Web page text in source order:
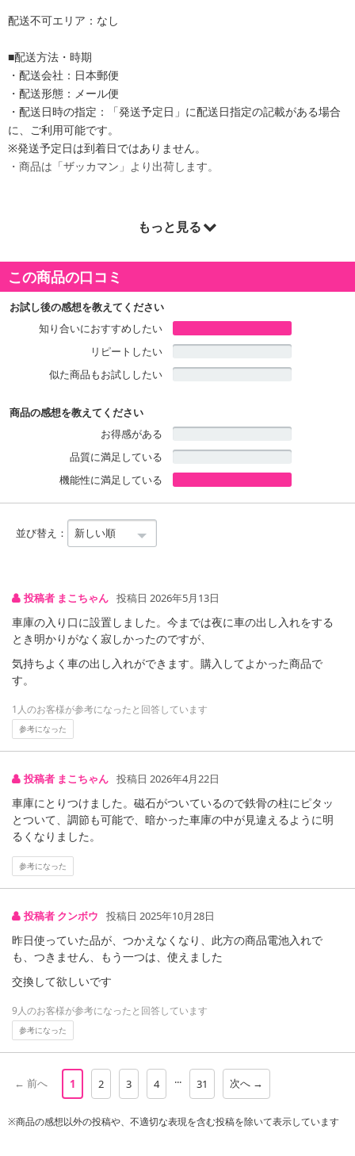
配送不可エリア：なし
■配送方法・時期
・配送会社：日本郵便
・配送形態：メール便
・配送日時の指定：「発送予定日」に配送日指定の記載がある場合
に、ご利用可能です。
※発送予定日は到着日ではありません。
・商品は「ザッカマン」より出荷します。
人の気配で自動で点灯！
簡単設置！配線不要！防犯対策・節電に！
マグネットバーを取り外せば、災害時の懐中電灯代わりにも活躍し
ます。
■人の気配で自動で点灯・消灯するLEDセンサーライト
・10灯LEDで驚きの明るさ！
所で役立ちます！
もっと見る
この商品の口コミ
お試し後の感想を教えてください
知り合いにおすすめしたい
リピートしたい
似た商品もお試ししたい
商品の感想を教えてください
お得感がある
品質に満足している
機能性に満足している
並び替え：
投稿者 まこちゃん 投稿日 2026年5月13日
車庫の入り口に設置しました。今までは夜に車の出し入れをする
とき明かりがなく寂しかったのですが、
気持ちよく車の出し入れができます。購入してよかった商品で
す。
1人のお客様が参考になったと回答しています
参考になった
投稿者 まこちゃん 投稿日 2026年4月22日
車庫にとりつけました。磁石がついているので鉄骨の柱にピタッ
とついて、調節も可能で、暗かった車庫の中が見違えるように明
るくなりました。
参考になった
投稿者 クンボウ 投稿日 2025年10月28日
昨日使っていた品が、つかえなくなり、此方の商品電池入れで
も、つきません、もう一つは、使えました
交換して欲しいです
9人のお客様が参考になったと回答しています
参考になった
← 前へ 1 2 3 4 ... 31 次へ →
※商品の感想以外の投稿や、不適切な表現を含む投稿を除いて表示しています